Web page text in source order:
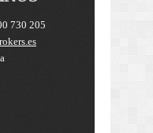
730 205